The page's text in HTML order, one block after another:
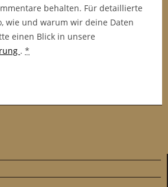
behalten. Für detaillierte
wie und warum wir deine Daten
einen Blick in unsere
. *